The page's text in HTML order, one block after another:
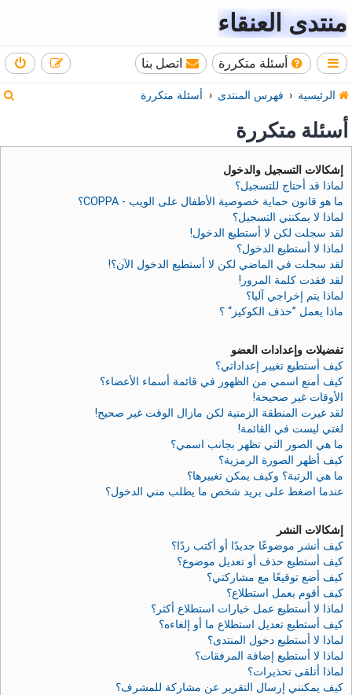
منتدى العنقاء
أسئلة متكررة اتصل بنا
الرئيسية فهرس المنتدى أسئلة متكررة
أسئلة متكررة
إشكالات التسجيل والدخول
لماذا قد أحتاج للتسجيل؟
ما هو قانون حماية خصوصية الأطفال على الويب - COPPA؟
لماذا لا يمكنني التسجيل؟
لقد سجلت لكن لا أستطيع الدخول!
لماذا لا أستطيع الدخول؟
لقد سجلت في الماضي لكن لا أستطيع الدخول الآن؟!
لقد فقدت كلمة المرور!
لماذا يتم إخراجي آليا؟
ماذا يعمل ”حذف الكوكيز“ ؟
تفضيلات وإعدادات العضو
كيف أستطيع تغيير إعداداتي؟
كيف أمنع اسمي من الظهور في قائمة أسماء الأعضاء؟
الأوقات غير صحيحة!
لقد غيرت المنطقة الزمنية لكن مازال الوقت غير صحيح!
لغتي ليست في القائمة!
ما هي الصور التي تظهر بجانب اسمي؟
كيف أظهر الصورة الرمزية؟
ما هي الرتبة؟ وكيف يمكن تغييرها؟
عندما اضغط على بريد شخص ما يطلب مني الدخول؟
إشكالات النشر
كيف أنشر موضوعًا جديدًا أو أكتب ردًا؟
كيف أستطيع حذف أو تعديل موضوع؟
كيف أضع توقيعًا مع مشاركتي؟
كيف أقوم بعمل استطلاع؟
لماذا لا أستطيع عمل خيارات استطلاع أكثر؟
كيف أستطيع تعديل استطلاع ما أو إلغاءه؟
لماذا لا أستطيع دخول المنتدى؟
لماذا لا أستطيع إضافة المرفقات؟
لماذا أتلقى تحذيرات؟
كيف يمكنني إرسال التقرير عن مشاركة للمشرف؟